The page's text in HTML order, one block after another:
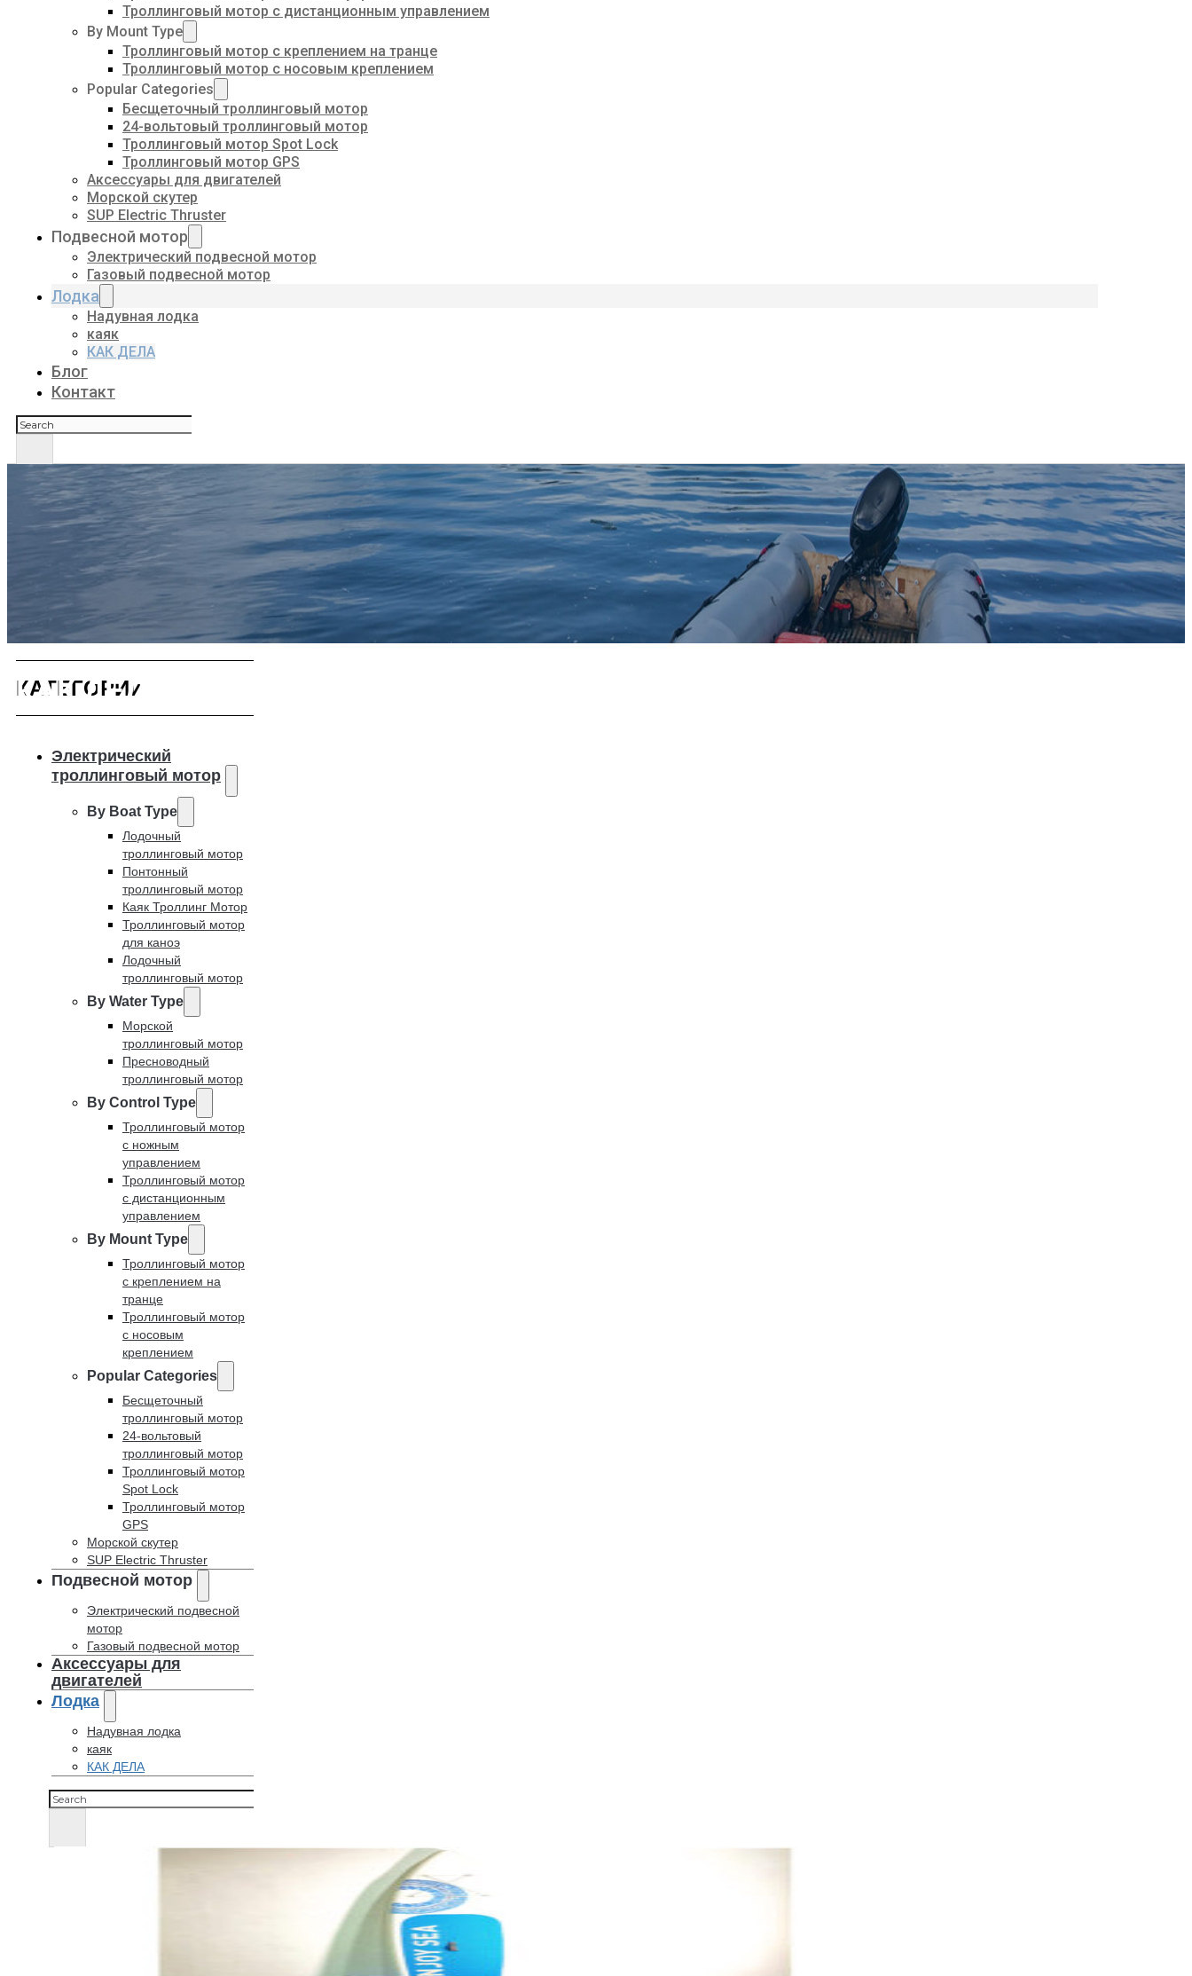
Троллинговый мотор с дистанционным управлением
By Mount Type
Троллинговый мотор с креплением на транце
Троллинговый мотор с носовым креплением
Popular Categories
Бесщеточный троллинговый мотор
24-вольтовый троллинговый мотор
Троллинговый мотор Spot Lock
Троллинговый мотор GPS
Аксессуары для двигателей
Морской скутер
SUP Electric Thruster
Подвесной мотор
Электрический подвесной мотор
Газовый подвесной мотор
Лодка
Надувная лодка
каяк
КАК ДЕЛА
Блог
Контакт
Поиск
КАК ДЕЛА
КАТЕГОРИИ
Электрический
троллинговый мотор
By Boat Type
Лодочный
троллинговый мотор
Понтонный
троллинговый мотор
Каяк Троллинг Мотор
Троллинговый мотор
для каноэ
Лодочный
троллинговый мотор
By Water Type
Морской
троллинговый мотор
Пресноводный
троллинговый мотор
By Control Type
Троллинговый мотор
с ножным
управлением
Троллинговый мотор
с дистанционным
управлением
By Mount Type
Троллинговый мотор
с креплением на
транце
Троллинговый мотор
с носовым
креплением
Popular Categories
Бесщеточный
троллинговый мотор
24-вольтовый
троллинговый мотор
Троллинговый мотор
Spot Lock
Троллинговый мотор
GPS
Морской скутер
SUP Electric Thruster
Подвесной мотор
Электрический подвесной
мотор
Газовый подвесной мотор
Аксессуары для
двигателей
Лодка
Надувная лодка
каяк
КАК ДЕЛА
Поиск